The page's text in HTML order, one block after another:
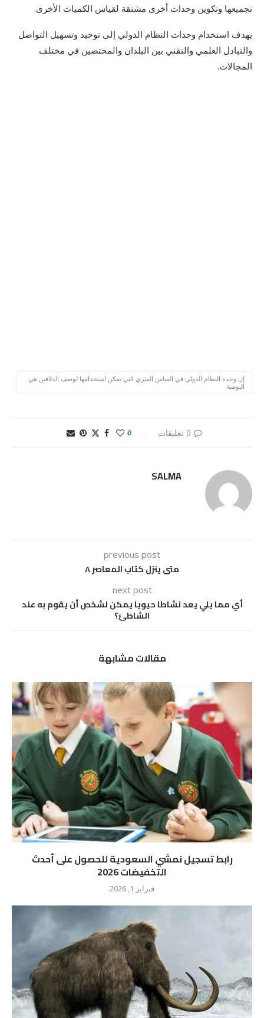
تجميعها وتكوين وحدات أخرى مشتقة لقياس الكميات الأخرى.
يهدف استخدام وحدات النظام الدولي إلى توحيد وتسهيل التواصل
والتبادل العلمي والتقني بين البلدان والمختصين في مختلف
المجالات.
إن وحدة النظام الدولي في القياس المتري التي يمكن استخدامها لوصف الدلافين هي
البوصة
0 تعليقات 0
SALMA
previous post
متى ينزل كتاب المعاصر ٨
next post
أي مما يلي يعد نشاطا حيويا يمكن لشخص أن يقوم به عند
الشاطئ؟
مقالات مشابهة
رابط تسجيل نمشي السعودية للحصول على أحدث
التخفيضات 2026
فبراير 1, 2026